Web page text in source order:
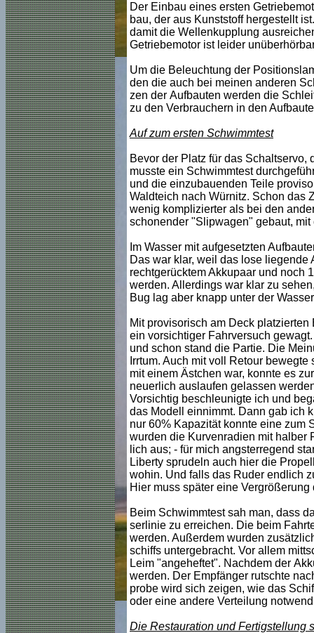
Der Einbau eines ersten
bau, der aus Kunststoff hergestellt
damit die Wellenkupplung
Getriebemotor ist leider
Um die Beleuchtung der
den die auch bei meinen anderen
zen der Aufbauten werden die
zu den Verbrauchern in den
Auf zum ersten Schwimmtest
Bevor der Platz für das Schaltservo,
musste ein Schwimmtest
und die einzubauenden Teile
Waldteich nach Würnitz. Schon das
wenig komplizierter als bei den
schonender "Slipwagen" gebaut,
Im Wasser mit aufgesetzten
Das war klar, weil das lose liegende
rechtgerücktem Akkupaar und noch
werden. Allerdings war klar zu
Bug lag aber knapp unter der
Mit provisorisch am Deck
ein vorsichtiger Fahrversuch
und schon stand die Partie. Die
Irrtum. Auch mit voll Retour
mit einem Ästchen war, konnte es
neuerlich auslaufen gelassen
Vorsichtig beschleunigte ich und
das Modell einnimmt. Dann gab ich
nur 60% Kapazität konnte eine zum
wurden die Kurvenradien mit halber
lich aus; - für mich angsterregend
Liberty sprudeln auch hier die
wohin. Und falls das Ruder endlich
Hier muss später eine
Beim Schwimmtest sah man, dass
serlinie zu erreichen. Die beim
werden. Außerdem wurden
schiffs untergebracht. Vor allem
Leim "angeheftet". Nachdem der
werden. Der Empfänger rutschte
probe wird sich zeigen, wie das
oder eine andere Verteilung
Die Restauration und Fertigstellung